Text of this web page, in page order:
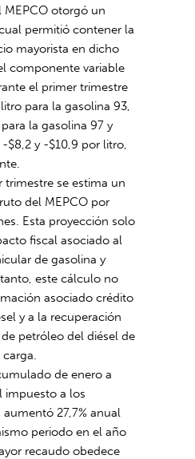
MEPCO otorgó un
permitió contener la
mayorista en dicho
componente variable
el primer trimestre
para la gasolina 93,
la gasolina 97 y
$8,2 y -$10,9 por litro,
trimestre se estima un
del MEPCO por
Esta proyección solo
fiscal asociado al
de gasolina y
este cálculo no
asociado crédito
y a la recuperación
petróleo del diésel de
de enero a
impuesto a los
27,7% anual
periodo en el año
recaudo obedece